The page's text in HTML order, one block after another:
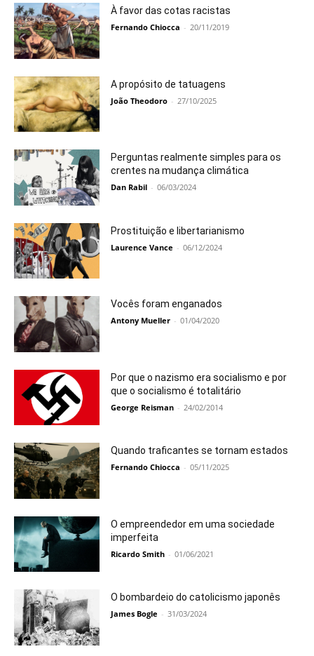
À favor das cotas racistas
Fernando Chiocca - 20/11/2019
A propósito de tatuagens
João Theodoro - 27/10/2025
Perguntas realmente simples para os
crentes na mudança climática
Dan Rabil - 06/03/2024
Prostituição e libertarianismo
Laurence Vance - 06/12/2024
Vocês foram enganados
Antony Mueller - 01/04/2020
Por que o nazismo era socialismo e por
que o socialismo é totalitário
George Reisman - 24/02/2014
Quando traficantes se tornam estados
Fernando Chiocca - 05/11/2025
O empreendedor em uma sociedade
imperfeita
Ricardo Smith - 01/06/2021
O bombardeio do catolicismo japonês
James Bogle - 31/03/2024